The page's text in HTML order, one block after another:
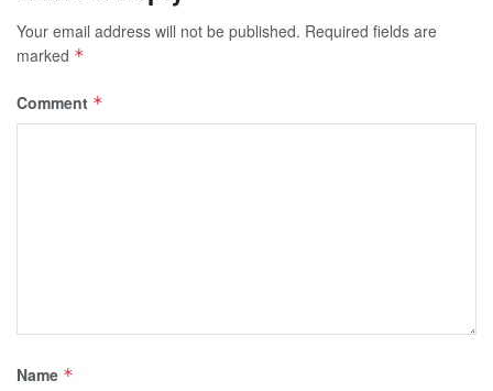
Your email address will not be published. Required fields are
marked *
Comment *
Name *